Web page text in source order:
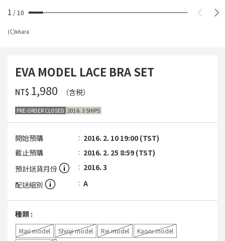
1 / 10
(C)khara
EVA MODEL LACE BRA SET
NT$ ‌1,980 （含税）
PRE-ORDER CLOSED 2016. 3 SHIPS
開始預購
2016. 2. 10 19:00 (TST)
截止預購
2016. 2. 25 8:59 (TST)
預計送貨月份
2016. 3
配送組別
A
種類 :
Mari model Shinji model Rei model
Kaoru model